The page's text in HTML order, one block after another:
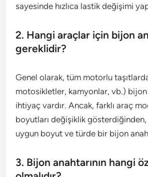
sayesinde hızlıca lastik değişimi
2. Hangi araçlar için bijon
gereklidir?
Genel olarak, tüm motorlu
motosikletler, kamyonlar, vb.) bijon
ihtiyaç vardır. Ancak, farklı araç
boyutları değişiklik
uygun boyut ve türde bir bijon
3. Bijon anahtarının hangi